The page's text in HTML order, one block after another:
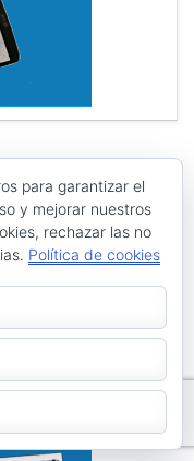
Search
para garantizar el
y mejorar nuestros
rechazar las no
Política de cookies